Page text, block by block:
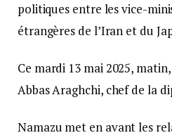
politiques entre les vice-
étrangères de l’Iran et du
Ce mardi 13 mai 2025,
Abbas Araghchi, chef de la
Namazu met en avant les